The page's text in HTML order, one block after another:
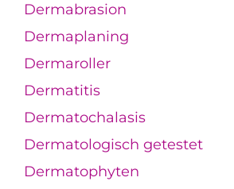
Dermabrasion
Dermaplaning
Dermaroller
Dermatitis
Dermatochalasis
Dermatologisch getestet
Dermatophyten